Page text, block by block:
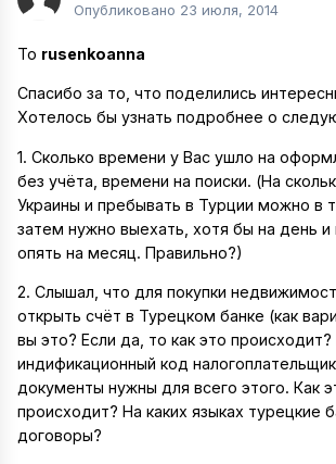
Опубликовано 23 июля, 2014
To rusenkoanna
Спасибо за то, что поделились
Хотелось бы узнать подробнее о
1. Сколько времени у Вас ушло на
без учёта, времени на поиски. (На
Украины и пребывать в Турции можно в
затем нужно выехать, хотя бы на день
опять на месяц. Правильно?)
2. Слышал, что для покупки
открыть счёт в Турецком банке (как
вы это? Если да, то как это
индификационный код
документы нужны для всего этого. Как
происходит? На каких языках турецкие
договоры?